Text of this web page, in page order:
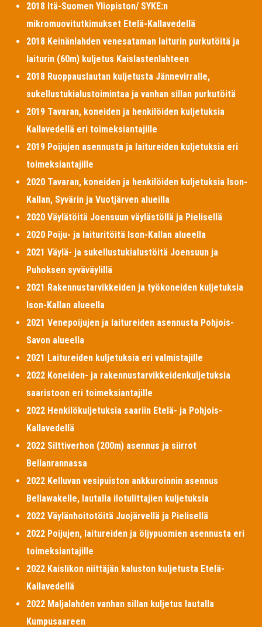
2018 Itä-Suomen Yliopiston/ SYKE:n
mikromuovitutkimukset Etelä-Kallavedellä
2018 Keinänlahden venesataman laiturin purkutöitä ja
laiturin (60m) kuljetus Kaislastenlahteen
2018 Ruoppauslautan kuljetusta Jännevirralle,
sukellustukialustoimintaa ja vanhan sillan purkutöitä
2019 Tavaran, koneiden ja henkilöiden kuljetuksia
Kallavedellä eri toimeksiantajille
2019 Poijujen asennusta ja laitureiden kuljetuksia eri
toimeksiantajille
2020 Tavaran, koneiden ja henkilöiden kuljetuksia Ison-
Kallan, Syvärin ja Vuotjärven alueilla
2020 Väylätöitä Joensuun väylästöllä ja Pielisellä
2020 Poiju- ja laituritöitä Ison-Kallan alueella
2021 Väylä- ja sukellustukialustöitä Joensuun ja
Puhoksen syväväylillä
2021 Rakennustarvikkeiden ja työkoneiden kuljetuksia
Ison-Kallan alueella
2021 Venepoijujen ja laitureiden asennusta Pohjois-
Savon alueella
2021 Laitureiden kuljetuksia eri valmistajille
2022 Koneiden- ja rakennustarvikkeidenkuljetuksia
saaristoon eri toimeksiantajille
2022 Henkilökuljetuksia saariin Etelä- ja Pohjois-
Kallavedellä
2022 Silttiverhon (200m) asennus ja siirrot
Bellanrannassa
2022 Kelluvan vesipuiston ankkuroinnin asennus
Bellawakelle, lautalla ilotulittajien kuljetuksia
2022 Väylänhoitotöitä Juojärvellä ja Pielisellä
2022 Poijujen, laitureiden ja öljypuomien asennusta eri
toimeksiantajille
2022 Kaislikon niittäjän kaluston kuljetusta Etelä-
Kallavedellä
2022 Maljalahden vanhan sillan kuljetus lautalla
Kumpusaareen